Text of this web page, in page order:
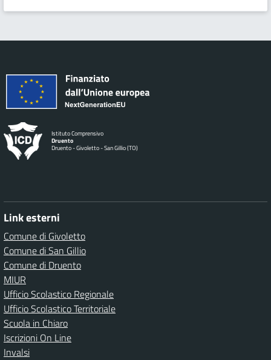
Istituto Comprensivo
Druento
Druento - Givoletto - San Gillio (TO)
Link esterni
Comune di Givoletto
Comune di San Gillio
Comune di Druento
MIUR
Ufficio Scolastico Regionale
Ufficio Scolastico Territoriale
Scuola in Chiaro
Iscrizioni On Line
Invalsi